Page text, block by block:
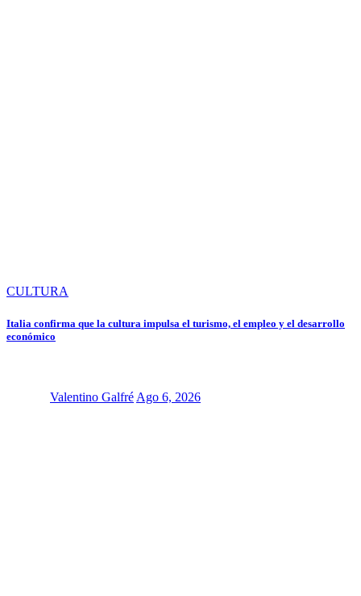
CULTURA
Italia confirma que la cultura impulsa el turismo, el empleo y el desarrollo
económico
Valentino Galfré Ago 6, 2026